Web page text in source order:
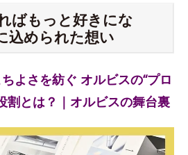
ばもっと好きにな
込められた想い
よさを紡ぐ オルビスの“プロ
割とは？｜オルビスの舞台裏